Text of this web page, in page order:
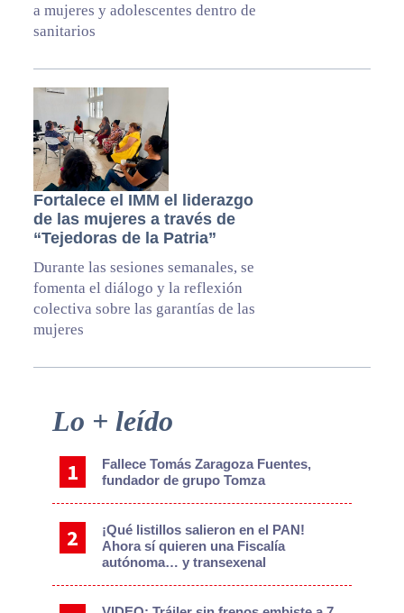
a mujeres y adolescentes dentro de
sanitarios
Fortalece el IMM el liderazgo
de las mujeres a través de
“Tejedoras de la Patria”
Durante las sesiones semanales, se
fomenta el diálogo y la reflexión
colectiva sobre las garantías de las
mujeres
Primary
Lo + leído
Fallece Tomás Zaragoza Fuentes,
fundador de grupo Tomza
¡Qué listillos salieron en el PAN!
Ahora sí quieren una Fiscalía
autónoma… y transexenal